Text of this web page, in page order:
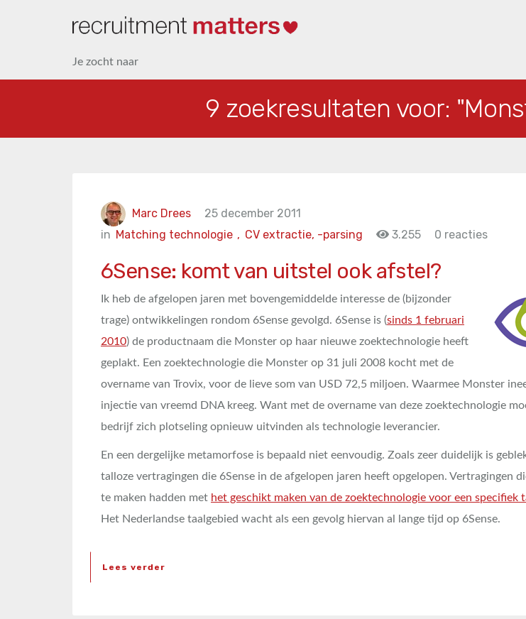
Je zocht naar
9 zoekresultaten voor:
Marc Drees
25 december 2011
in
CV extractie, -parsing
Matching technologie , 3.255 0 reacties
6Sense: komt van uitstel ook afstel?
Ik heb de afgelopen jaren met bovengemiddelde interesse de (bijzonder
trage) ontwikkelingen rondom 6Sense gevolgd. 6Sense is (sinds 1 februari
2010) de productnaam die Monster op haar nieuwe zoektechnologie heeft
geplakt. Een zoektechnologie die Monster op 31 juli 2008 kocht met de
overname van Trovix, voor de lieve som van USD 72,5 miljoen. Waarmee Monster
injectie van vreemd DNA kreeg. Want met de overname van deze zoektechnologie
bedrijf zich plotseling opnieuw uitvinden als technologie leverancier.
En een dergelijke metamorfose is bepaald niet eenvoudig. Zoals zeer duidelijk is
talloze vertragingen die 6Sense in de afgelopen jaren heeft opgelopen. Vertragingen
te maken hadden met het geschikt maken van de zoektechnologie voor een specifiek
Het Nederlandse taalgebied wacht als een gevolg hiervan al lange tijd op 6Sense.
Lees verder